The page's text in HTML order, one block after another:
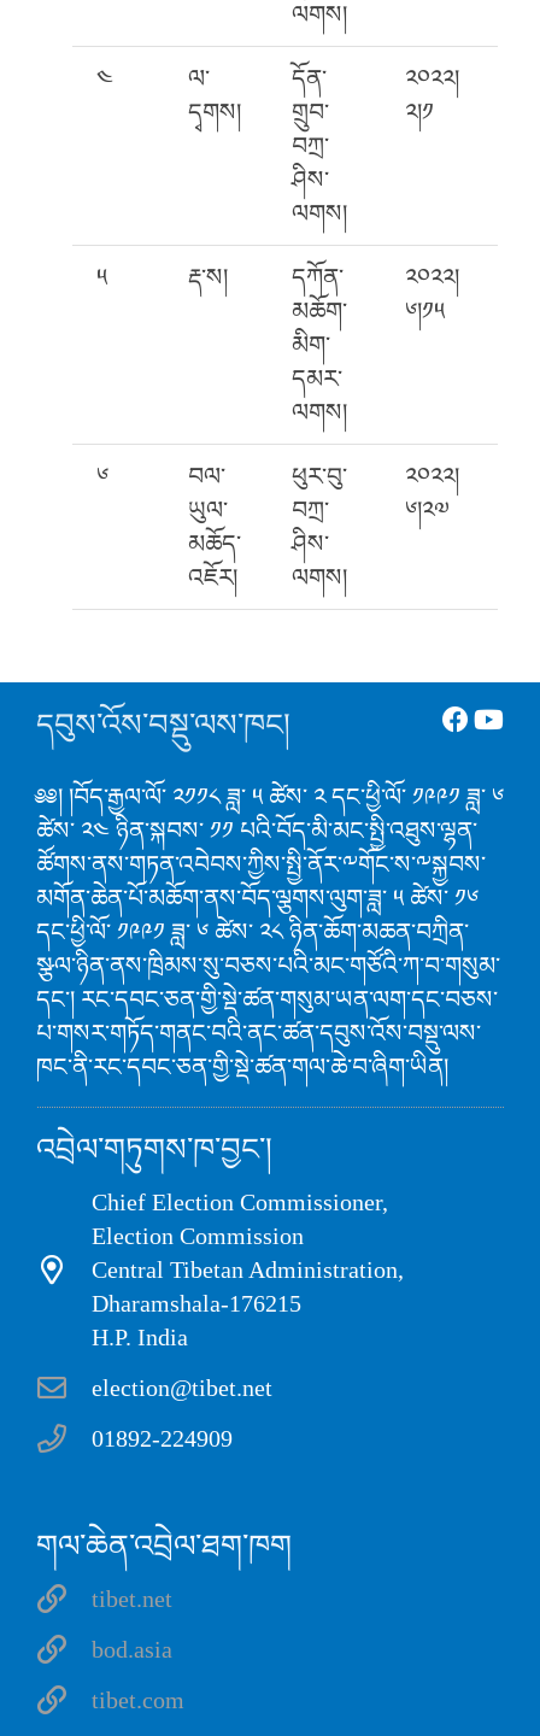
ལགས།
༤
ལ་
དྭགས།
དོན་
གྲུབ་
བཀྲ་
ཤིས་
ལགས།
༢༠༢༢།
༢།༡
༥ རྡ་ས།
དཀོན་
མཆོག་
མིག་
དམར་
ལགས།
༢༠༢༢།
༦།༡༥
༦
བལ་
ཡུལ་
མཆོད་
འཇོར།
ཕུར་བུ་
བཀྲ་
ཤིས་
ལགས།
༢༠༢༢།
༦།༢༧
དབུས་འོས་བསྡུ་ལས་ཁང།
༅༅། །བོད་རྒྱལ་ལོ་ ༢༡༡༨ ཟླ་ ༥ ཚེས་ ༢ དང་ཕྱི་ལོ་ ༡༩༩༡ ཟླ་ ༦
ཚེས་ ༢༤ ཉིན་སྐབས་ ༡༡ པའི་བོད་མི་མང་སྤྱི་འཐུས་ལྷན་
ཚོགས་ནས་གཏན་འབེབས་ཀྱིས་སྤྱི་ནོར་༸གོང་ས་༸སྐྱབས་
མགོན་ཆེན་པོ་མཆོག་ནས་བོད་ལྕགས་ལུག་ཟླ་ ༥ ཚེས་ ༡༦
དང་ཕྱི་ལོ་ ༡༩༩༡ ཟླ་ ༦ ཚེས་ ༢༨ ཉིན་ཆོག་མཆན་བཀྲིན་
སྩལ་ཉིན་ནས་ཁྲིམས་སུ་བཅས་པའི་མང་གཙོའི་ཀ་བ་གསུམ་
དང་། རང་དབང་ཅན་གྱི་སྡེ་ཚན་གསུམ་ཡན་ལག་དང་བཅས་
པ་གསར་གཏོད་གནང་བའི་ནང་ཚན་དབུས་འོས་བསྡུ་ལས་
ཁང་ནི་རང་དབང་ཅན་གྱི་སྡེ་ཚན་གལ་ཆེ་བ་ཞིག་ཡིན།
འབྲེལ་གཏུགས་ཁ་བྱང་།
Chief Election Commissioner,
Election Commission
Central Tibetan Administration,
Dharamshala-176215
H.P. India
election@tibet.net
01892-224909
གལ་ཆེན་འབྲེལ་ཐག་ཁག
tibet.net
bod.asia
tibet.com